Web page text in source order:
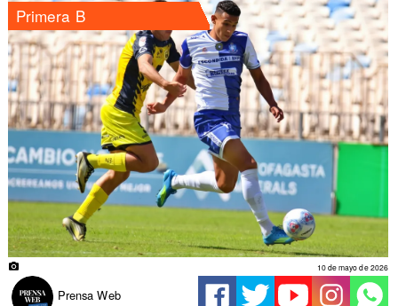
Primera B
Prensa Web
10 de mayo de 2026